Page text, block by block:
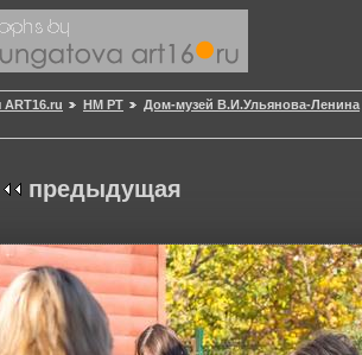
ART16.ru НМ РТ
Дом-музей В.И.Ульянова-Ленина
предыдущая